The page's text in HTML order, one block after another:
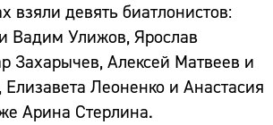
взяли девять биатлонистов:
Вадим Улижов, Ярослав
Захарычев, Алексей Матвеев и
Леоненко и Анастасия
Арина Стерлина.